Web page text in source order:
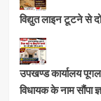
विद्युत लाइन टूटने से
उपखण्ड कार्यालय
विधायक के नाम सौंपा